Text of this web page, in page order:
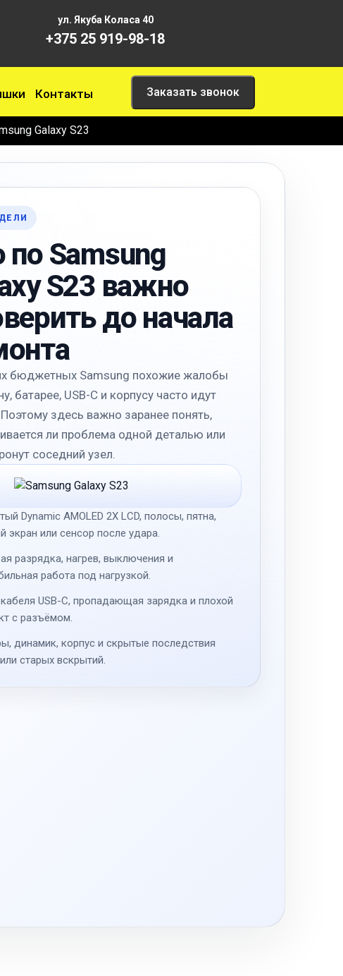
ул. Якуба Коласа 40
+375 25 919-98-18
Контакты Заказать звонок
Galaxy S23
по Samsung
S23 важно
до начала
бюджетных Samsung похожие жалобы
батарее, USB-C и корпусу часто идут
здесь важно заранее понять,
ли проблема одной деталью или
соседний узел.
Dynamic AMOLED 2X LCD, полосы, пятна,
экран или сенсор после удара.
разрядка, нагрев, выключения и
работа под нагрузкой.
USB-C, пропадающая зарядка и плохой
с разъёмом.
динамик, корпус и скрытые последствия
старых вскрытий.